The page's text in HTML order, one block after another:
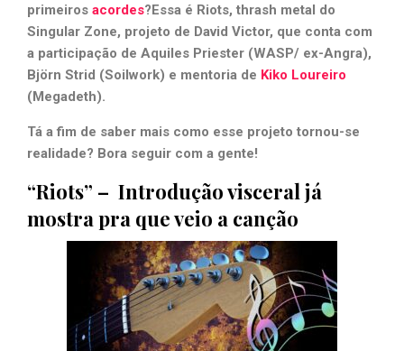
primeiros acordes?Essa é Riots, thrash metal do
Singular Zone, projeto de David Victor, que conta com
a participação de Aquiles Priester (WASP/ ex-Angra),
Björn Strid (Soilwork) e mentoria de Kiko Loureiro
(Megadeth).
Tá a fim de saber mais como esse projeto tornou-se
realidade? Bora seguir com a gente!
“Riots” – Introdução visceral já
mostra pra que veio a canção